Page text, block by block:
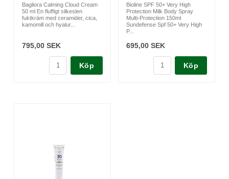
Bagliora Calming Cloud Cream
50 ml En fluffigt silkeslen
fuktkräm med ceramider, cica,
kamomill och hyalur...
795,00 SEK
Köp
Bioline SPF 50+ Very High
Protection Milk Body Spray
Multi-Protection 150ml
Sundefense Spf 50+ Very High
P...
695,00 SEK
Köp